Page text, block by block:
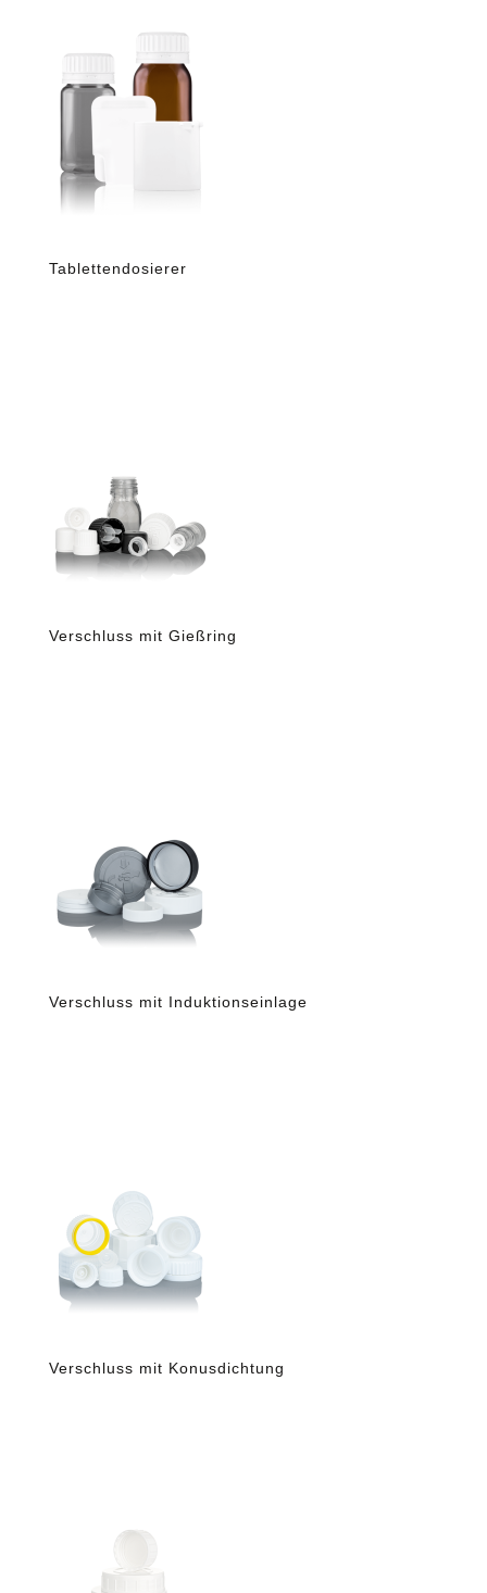
Tablettendosierer
Verschluss mit Gießring
Verschluss mit Induktionseinlage
Verschluss mit Konusdichtung